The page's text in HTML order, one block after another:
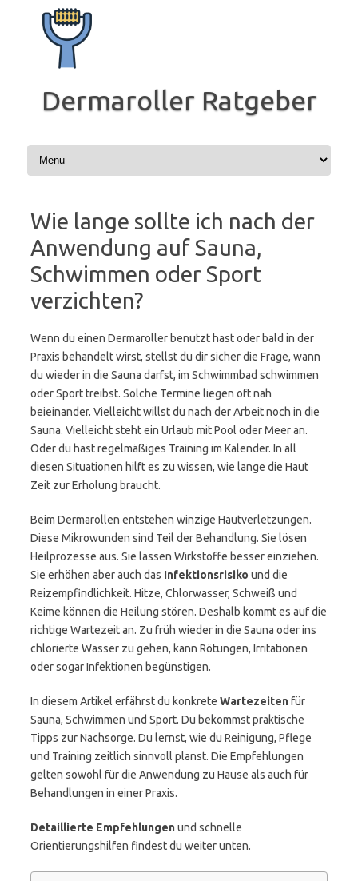
Inhalt
springen
Dermaroller Ratgeber
Wie lange sollte ich nach der
Anwendung auf Sauna,
Schwimmen oder Sport
verzichten?
Wenn du einen Dermaroller benutzt hast oder bald in der
Praxis behandelt wirst, stellst du dir sicher die Frage, wann
du wieder in die Sauna darfst, im Schwimmbad schwimmen
oder Sport treibst. Solche Termine liegen oft nah
beieinander. Vielleicht willst du nach der Arbeit noch in die
Sauna. Vielleicht steht ein Urlaub mit Pool oder Meer an.
Oder du hast regelmäßiges Training im Kalender. In all
diesen Situationen hilft es zu wissen, wie lange die Haut
Zeit zur Erholung braucht.
Beim Dermarollen entstehen winzige Hautverletzungen.
Diese Mikrowunden sind Teil der Behandlung. Sie lösen
Heilprozesse aus. Sie lassen Wirkstoffe besser einziehen.
Sie erhöhen aber auch das Infektionsrisiko und die
Reizempfindlichkeit. Hitze, Chlorwasser, Schweiß und
Keime können die Heilung stören. Deshalb kommt es auf die
richtige Wartezeit an. Zu früh wieder in die Sauna oder ins
chlorierte Wasser zu gehen, kann Rötungen, Irritationen
oder sogar Infektionen begünstigen.
In diesem Artikel erfährst du konkrete Wartezeitenfür
Sauna, Schwimmen und Sport. Du bekommst praktische
Tipps zur Nachsorge. Du lernst, wie du Reinigung, Pflege
und Training zeitlich sinnvoll planst. Die Empfehlungen
gelten sowohl für die Anwendung zu Hause als auch für
Behandlungen in einer Praxis.
Detaillierte Empfehlungenund schnelle
Orientierungshilfen findest du weiter unten.